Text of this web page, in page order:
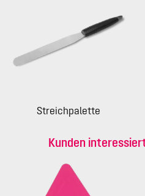
Streichpalette
Kunden